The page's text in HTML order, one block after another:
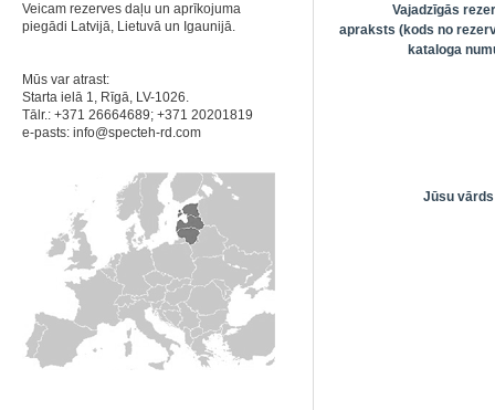
Veicam rezerves daļu un aprīkojuma
piegādi Latvijā, Lietuvā un Igaunijā.
Mūs var atrast:
Starta ielā 1, Rīgā, LV-1026.
Tālr.: +371 26664689; +371 20201819
e-pasts: info@specteh-rd.com
Vajadzīgās
apraksts (kods no
kataloga
Jūsu